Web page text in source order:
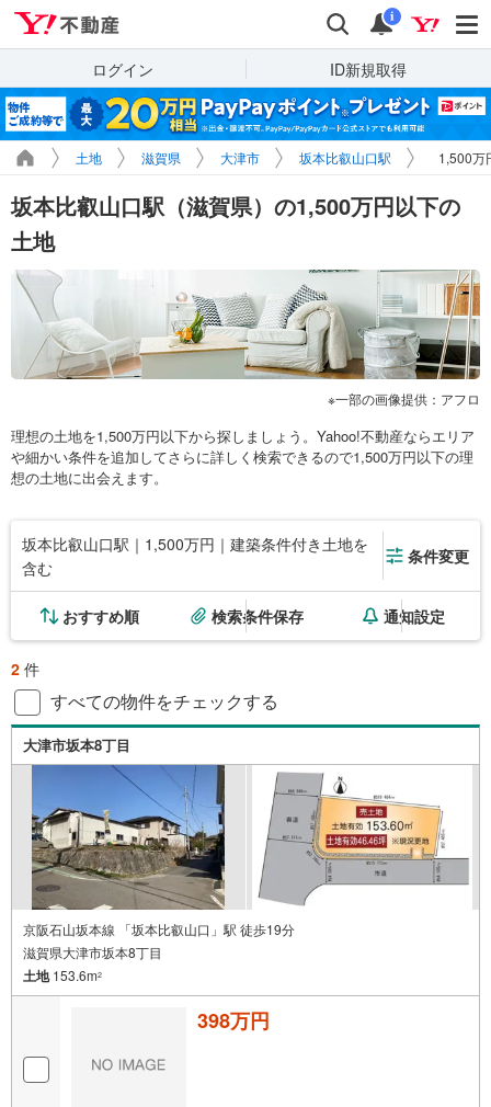
検索 通知
i
ログイン ID新規取得
土地 滋賀県 大津市 坂本比叡山口駅 1,500万
坂本比叡山口駅（滋賀県）の1,500万円以下の
土地
一部の画像提供：アフロ
理想の土地を1,500万円以下から探しましょう。Yahoo!不動産ならエリア
や細かい条件を追加してさらに詳しく検索できるので1,500万円以下の理
想の土地に出会えます。
坂本比叡山口駅｜1,500万円｜建築条件付き土地を
含む
条件変更
おすすめ順 検索条件保存 通知設定
2 件
すべての物件をチェックする
大津市坂本8丁目
京阪石山坂本線 「坂本比叡山口」駅 徒歩19分
滋賀県大津市坂本8丁目
土地153.6m2
398万円